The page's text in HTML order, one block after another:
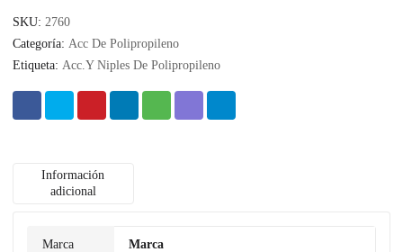
SKU: 2760
Categoría: Acc De Polipropileno
Etiqueta: Acc.Y Niples De Polipropileno
Información
adicional
Marca Marca